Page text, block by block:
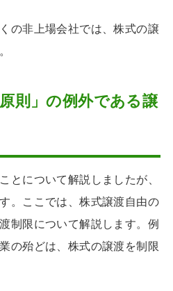
の非上場会社では、株式の譲
則」の例外である譲
とについて解説しましたが、
。ここでは、株式譲渡自由の
制限について解説します。例
の殆どは、株式の譲渡を制限